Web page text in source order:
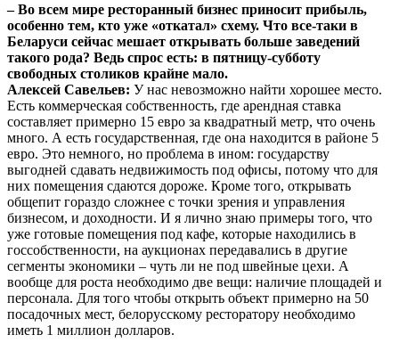
– Во всем мире ресторанный бизнес приносит прибыль,
особенно тем, кто уже «откатал» схему. Что все-таки в
Беларуси сейчас мешает открывать больше заведений
такого рода? Ведь спрос есть: в пятницу-субботу
свободных столиков крайне мало.
Алексей Савельев: У нас невозможно найти хорошее место.
Есть коммерческая собственность, где арендная ставка
составляет примерно 15 евро за квадратный метр, что очень
много. А есть государственная, где она находится в районе 5
евро. Это немного, но проблема в ином: государству
выгодней сдавать недвижимость под офисы, потому что для
них помещения сдаются дороже. Кроме того, открывать
общепит гораздо сложнее с точки зрения и управления
бизнесом, и доходности. И я лично знаю примеры того, что
уже готовые помещения под кафе, которые находились в
госсобственности, на аукционах передавались в другие
сегменты экономики – чуть ли не под швейные цехи. А
вообще для роста необходимо две вещи: наличие площадей и
персонала. Для того чтобы открыть объект примерно на 50
посадочных мест, белорусскому ресторатору необходимо
иметь 1 миллион долларов.